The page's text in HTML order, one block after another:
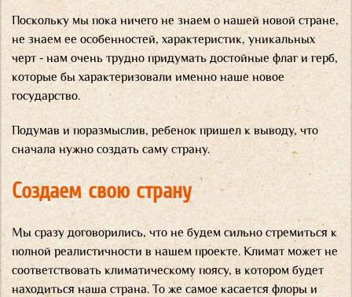
Поскольку мы пока ничего не знаем о нашей новой стране,
не знаем ее особенностей, характеристик, уникальных
черт - нам очень трудно придумать достойные флаг и герб,
которые бы характеризовали именно наше новое
государство.
Подумав и поразмыслив, ребенок пришел к выводу, что
сначала нужно создать саму страну.
Создаем свою страну
Мы сразу договорились, что не будем сильно стремиться к
полной реалистичности в нашем проекте. Климат может не
соответствовать климатическому поясу, в котором будет
находиться наша страна. То же самое касается флоры и